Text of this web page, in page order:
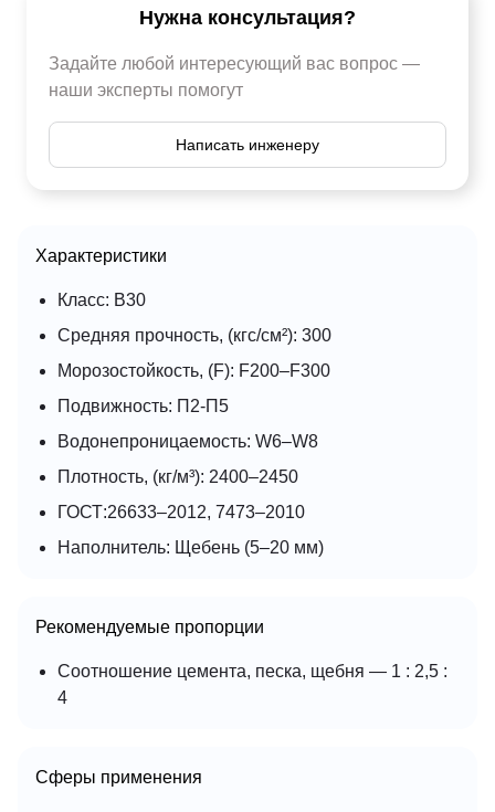
Нужна консультация?
Задайте любой интересующий вас вопрос —
наши эксперты помогут
Написать инженеру
Характеристики
Класс: B30
Средняя прочность, (кгс/см²): 300
Морозостойкость, (F): F200–F300
Подвижность: П2-П5
Водонепроницаемость: W6–W8
Плотность, (кг/м³): 2400–2450
ГОСТ:26633–2012, 7473–2010
Наполнитель: Щебень (5–20 мм)
Рекомендуемые пропорции
Соотношение цемента, песка, щебня — 1 : 2,5 :
4
Сферы применения